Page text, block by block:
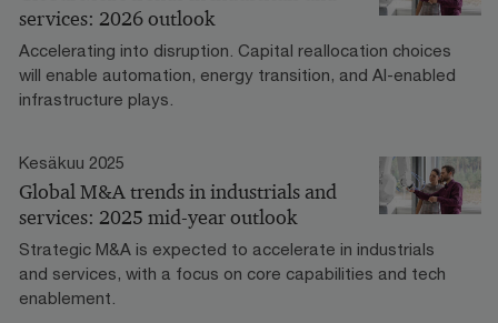
services: 2026 outlook
Accelerating into disruption. Capital reallocation choices
will enable automation, energy transition, and AI-enabled
infrastructure plays.
Kesäkuu 2025
Global M&A trends in industrials and
services: 2025 mid-year outlook
Strategic M&A is expected to accelerate in industrials
and services, with a focus on core capabilities and tech
enablement.